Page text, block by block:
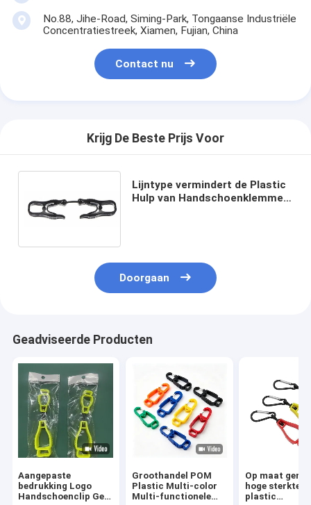
No.88, Jihe-Road, Siming-Park, Tongaanse Industriële
Concentratiestreek, Xiamen, Fujian, China
Contact nu
Krijg De Beste Prijs Voor
Lijntype vermindert de Plastic
Hulp van Handschoenklemmen
Doorgaan
Geadviseerde Producten
Aangepaste
bedrukking Logo
Handschoenclip Gele
Groothandel POM
Plastic Multi-color
Multi-functionele
Op maat
hoge sterkte
plastic